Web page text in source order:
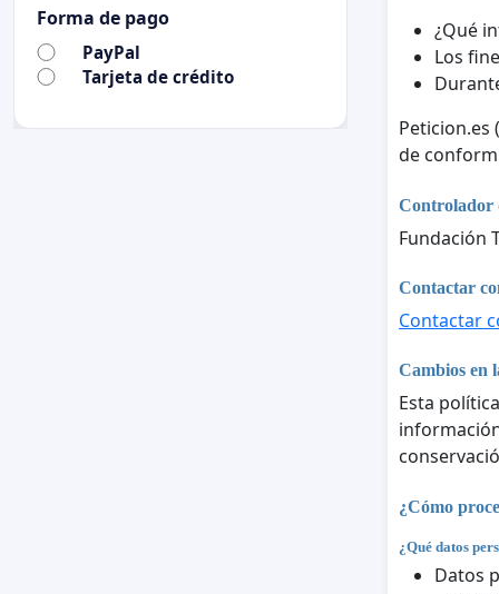
¿Qué
Los
de
Controlador
Fundación
Contactar
Contactar
Cambios en
Esta
¿Cómo
¿Qué datos
Datos
Forma de pago
PayPal
Tarjeta de crédito